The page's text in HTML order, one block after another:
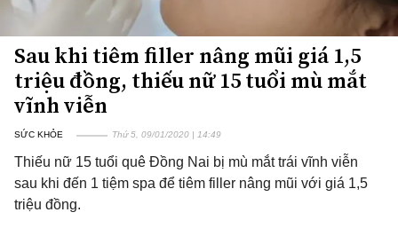
Sau khi tiêm filler nâng mũi giá 1,5
triệu đồng, thiếu nữ 15 tuổi mù mắt
vĩnh viễn
SỨC KHỎE Thứ 5, 09/01/2020 | 14:49
Thiếu nữ 15 tuổi quê Đồng Nai bị mù mắt trái vĩnh viễn
sau khi đến 1 tiệm spa để tiêm filler nâng mũi với giá 1,5
triệu đồng.